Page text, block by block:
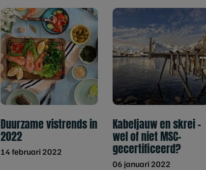
Duurzame vistrends in
2022
14 februari 2022
Kabeljauw en skrei –
wel of niet MSC-
gecertificeerd?
06 januari 2022